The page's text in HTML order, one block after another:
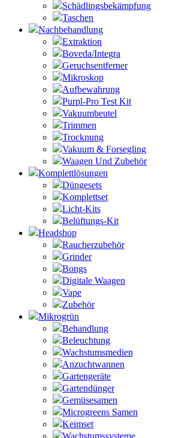
Schädlingsbekämpfung
Taschen
Nachbehandlung
Extraktion
Boveda/Integra
Geruchsentferner
Mikroskop
Aufbewahrung
Purpl-Pro Test Kit
Vakuumbeutel
Trimmen
Trocknung
Vakuum & Forsegling
Waagen Und Zubehör
Komplettlösungen
Düngesets
Komplettset
Licht-Kits
Belüftungs-Kit
Headshop
Raucherzubehör
Grinder
Bongs
Digitale Waagen
Vape
Zubehör
Mikrogrün
Behandlung
Beleuchtung
Wachstumsmedien
Anzuchtwannen
Gartengeräte
Gartendünger
Gemüsesamen
Microgreens Samen
Keimset
Wachstumssysteme